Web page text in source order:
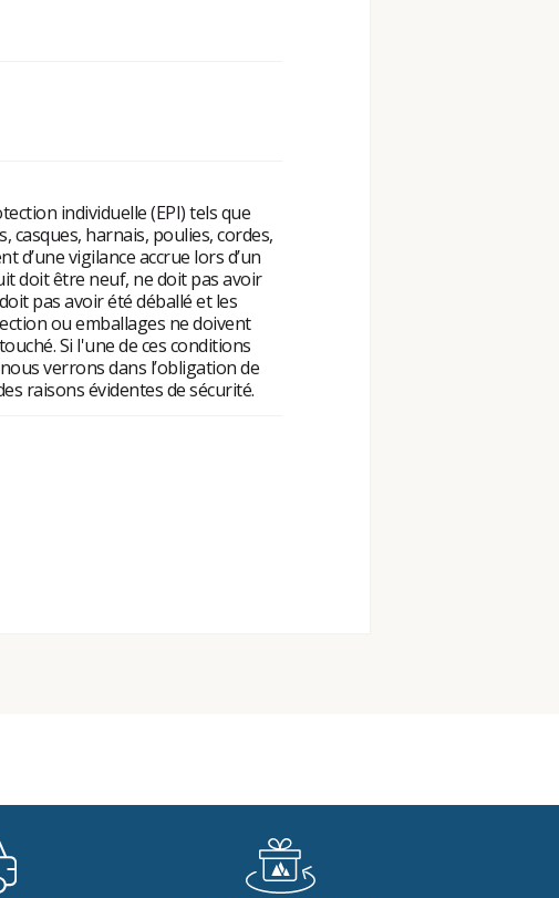
individuelle (EPI) tels que
casques, harnais, poulies, cordes,
d’une vigilance accrue lors d’un
doit être neuf, ne doit pas avoir
pas avoir été déballé et les
ou emballages ne doivent
Si l'une de ces conditions
verrons dans l’obligation de
raisons évidentes de sécurité.